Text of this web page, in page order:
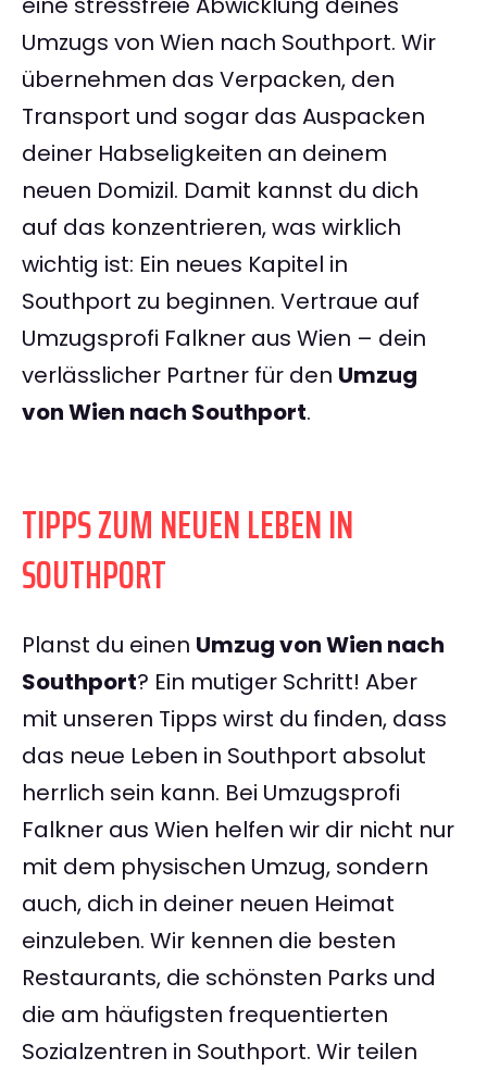
Umzugs von Wien nach Southport. Wir
übernehmen das Verpacken, den
Transport und sogar das Auspacken
deiner Habseligkeiten an deinem
neuen Domizil. Damit kannst du dich
auf das konzentrieren, was wirklich
wichtig ist: Ein neues Kapitel in
Southport zu beginnen. Vertraue auf
Umzugsprofi Falkner aus Wien – dein
verlässlicher Partner für den Umzug
von Wien nach Southport.
TIPPS ZUM NEUEN LEBEN IN
SOUTHPORT
Planst du einen Umzug von Wien nach
Southport? Ein mutiger Schritt! Aber
mit unseren Tipps wirst du finden, dass
das neue Leben in Southport absolut
herrlich sein kann. Bei Umzugsprofi
Falkner aus Wien helfen wir dir nicht nur
mit dem physischen Umzug, sondern
auch, dich in deiner neuen Heimat
einzuleben. Wir kennen die besten
Restaurants, die schönsten Parks und
die am häufigsten frequentierten
Sozialzentren in Southport. Wir teilen